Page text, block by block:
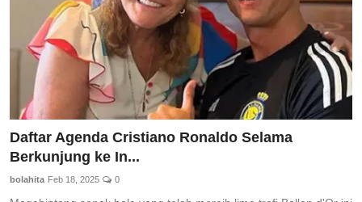
Daftar Agenda Cristiano Ronaldo Selama
Berkunjung ke In...
bolahita Feb 18, 2025 0